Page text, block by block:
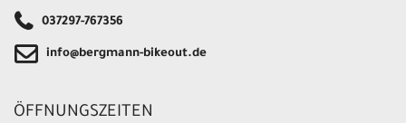
037297-767356
info@bergmann-bikeout.de
ÖFFNUNGSZEITEN